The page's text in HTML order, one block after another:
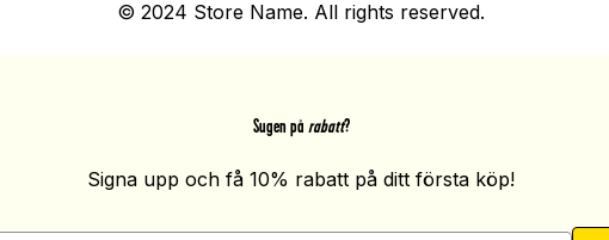
© 2024 Store Name. All rights reserved.
Sugen på rabatt?
Signa upp och få 10% rabatt på ditt första köp!